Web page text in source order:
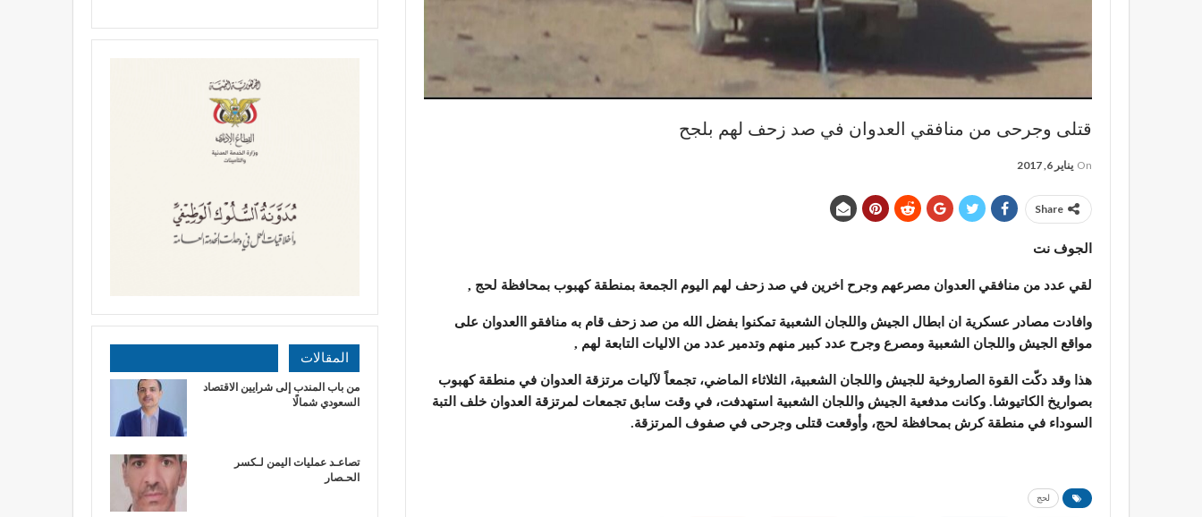
قتلى وجرحى من منافقي العدوان في صد زحف لهم بلجح
On يناير 6, 2017
Share
الجوف نت
لقي عدد من منافقي العدوان مصرعهم وجرح اخرين في صد زحف لهم اليوم الجمعة بمنطقة كهبوب بمحافظة لحج ,
وافادت مصادر عسكرية ان ابطال الجيش واللجان الشعبية تمكنوا بفضل الله من صد زحف قام به منافقو االعدوان على
مواقع الجيش واللجان الشعبية ومصرع وجرح عدد كبير منهم وتدمير عدد من الاليات التابعة لهم ,
هذا وقد دكّت القوة الصاروخية للجيش واللجان الشعبية، الثلاثاء الماضي، تجمعاً لآليات مرتزقة العدوان في منطقة كهبوب
بصواريخ الكاتيوشا. وكانت مدفعية الجيش واللجان الشعبية استهدفت، في وقت سابق تجمعات لمرتزقة العدوان خلف التبة
السوداء في منطقة كرش بمحافظة لحج، وأوقعت قتلى وجرحى في صفوف المرتزقة.
لحج
المقالات
من باب المندب إلى شرايين الاقتصاد
السعودي شمالًا
تصاعـد عمليات اليمن لـكسر
الحـصار